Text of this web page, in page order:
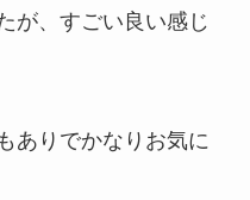
が、すごい良い感じ
ありでかなりお気に